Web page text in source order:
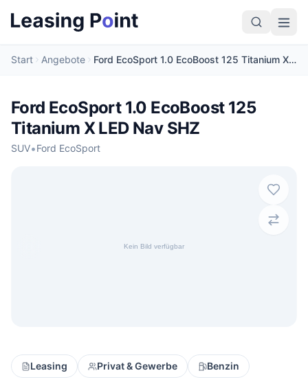
Start Angebote Ford EcoSport 1.0 EcoBoost 125 Titanium X LED Nav SHZ
Ford EcoSport 1.0 EcoBoost 125
Titanium X LED Nav SHZ
SUV•Ford EcoSport
Leasing Privat & Gewerbe Benzin